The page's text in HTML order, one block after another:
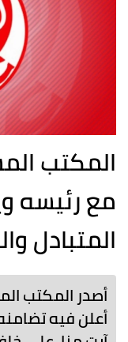
المكتب
مع رئيسه
المتبادل
أصدر المكتب
أعلن فيه